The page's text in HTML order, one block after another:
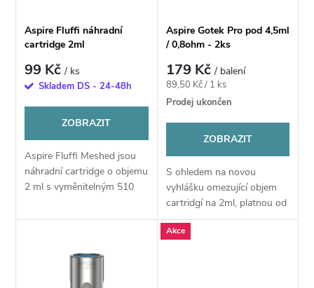
í
p
r
d
u
k
s
p
r
o
d
u
Aspire Fluffi náhradní
cartridge 2ml
99 Kč/ ks
Skladem DS - 24-48h
ZOBRAZIT
Aspire Fluffi Meshed jsou
náhradní cartridge o objemu
2 ml s vyměnitelným 510
pletivo zajišťuje bleskové
Aspire Gotek Pro pod 4,5ml
/ 0,8ohm - 2ks
179 Kč/ balení
Měrná
cena:
89,50 Kč / 1 ks
Prodej ukončen
ZOBRAZIT
S ohledem na novou
vyhlášku omezující objem
cartridgí na 2ml, platnou od
1.6.2026 se jedná o
POSLEDNÍ
Akce